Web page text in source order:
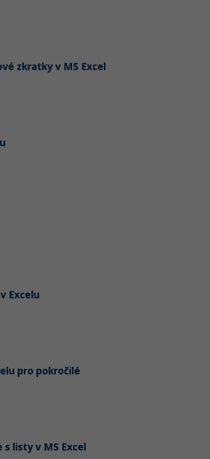
zkratky v MS Excel
Excelu
pro pokročilé
s listy v MS Excel